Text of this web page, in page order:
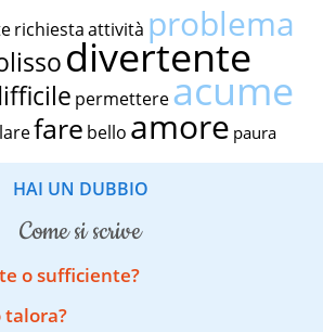
richiestaattività problema
divertente
permettereacume
fare bello amore paura
HAI UN DUBBIO
come si scrive
o sufficiente?
talora?